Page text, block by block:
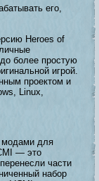
его,
Heroes of
более простую
игрой.
проектом и
Linux,
модами для
— это
части
набор